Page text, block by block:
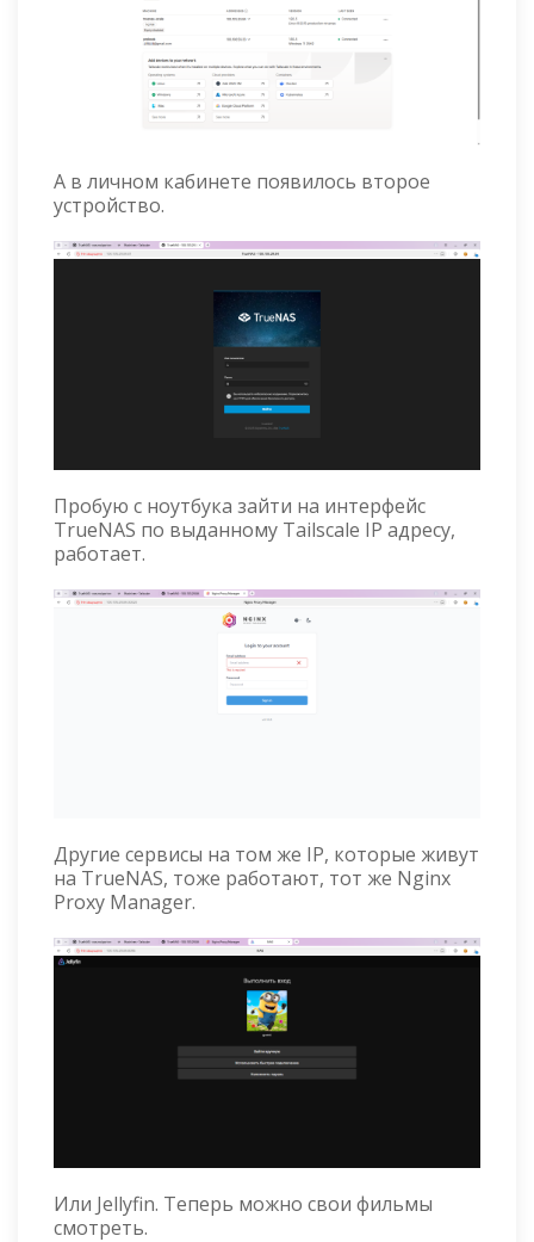
А в личном кабинете появилось второе
устройство.
Пробую с ноутбука зайти на интерфейс
TrueNAS по выданному Tailscale IP адресу,
работает.
Другие сервисы на том же IP, которые живут
на TrueNAS, тоже работают, тот же Nginx
Proxy Manager.
Или Jellyfin. Теперь можно свои фильмы
смотреть.